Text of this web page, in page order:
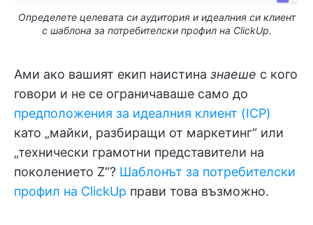
Определете целевата си аудитория и идеалния си клиент
с шаблона за потребителски профил на ClickUp.
Ами ако вашият екип наистина знаеше с кого
говори и не се ограничаваше само до
предположения за идеалния клиент (ICP)
като „майки, разбиращи от маркетинг“ или
„технически грамотни представители на
поколението Z“? Шаблонът за потребителски
профил на ClickUp прави това възможно.